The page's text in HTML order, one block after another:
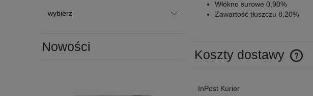
Nowości
Włókno surowe 0,90%
Zawartość tłuszczu 8,20%
Koszty dostawy
InPost Kurier